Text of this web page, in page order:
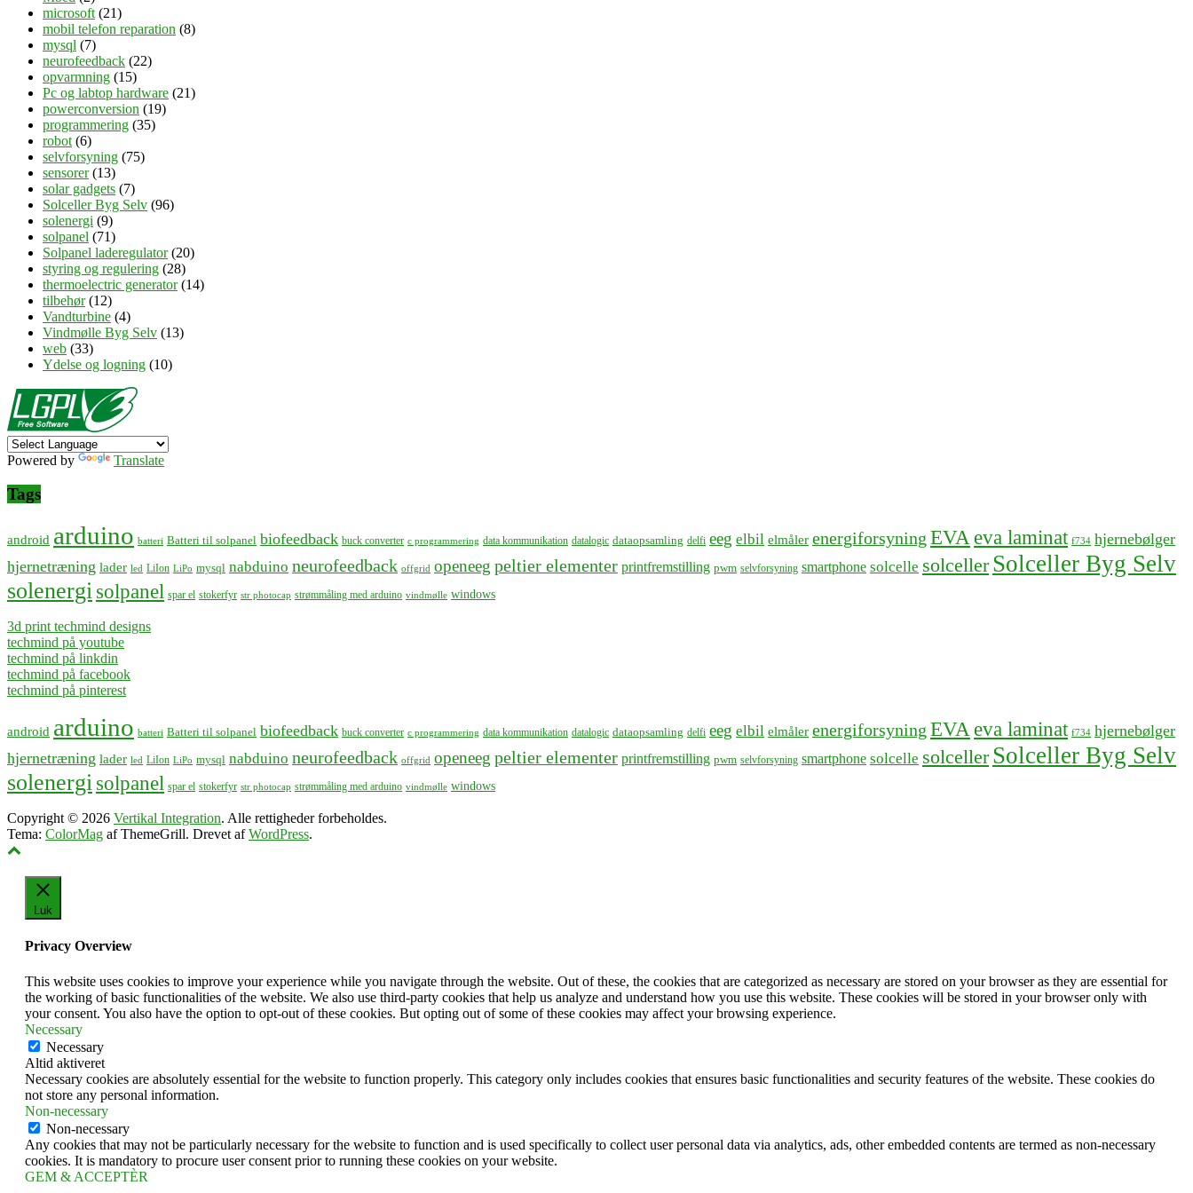
microsoft (21)
mobil telefon reparation (8)
mysql (7)
neurofeedback (22)
opvarmning (15)
Pc og labtop hardware (21)
powerconversion (19)
programmering (35)
robot (6)
selvforsyning (75)
sensorer(13)
solar gadgets (7)
Solceller Byg Selv (96)
solenergi (9)
solpanel (71)
Solpanel laderegulator(20)
styring og regulering (28)
thermoelectric generator(14)
tilbehør(12)
Vandturbine (4)
Vindmølle Byg Selv (13)
web (33)
Ydelse og logning (10)
Powered by Translate
Tags
android arduino batteri Batteri til solpanel biofeedback buck converter c programmering data kommunikation datalogic dataopsamling delfi eeg elbil elmåler energiforsyning EVA eva laminat f734 hjernebølger
hjernetræning lader led LiIon LiPo mysql nabduino neurofeedback offgrid openeeg peltier elementer printfremstilling pwm selvforsyning smartphone solcelle solceller Solceller Byg Selv
solenergisolpanel spar el stokerfyr str photocap strømmåling med arduino vindmølle windows
3d print techmind designs
techmind på youtube
techmind på linkdin
techmind på facebook
techmind på pinterest
android arduino batteri Batteri til solpanel biofeedback buck converter c programmering data kommunikation datalogic dataopsamling delfi eeg elbil elmåler energiforsyning EVA eva laminat f734 hjernebølger
hjernetræning lader led LiIon LiPo mysql nabduino neurofeedback offgrid openeeg peltier elementer printfremstilling pwm selvforsyning smartphone solcelle solceller Solceller Byg Selv
solenergisolpanel spar el stokerfyr str photocap strømmåling med arduino vindmølle windows
Copyright © 2026 Vertikal Integration. Alle rettigheder forbeholdes.
Tema: ColorMag af ThemeGrill. Drevet afWordPress.
Luk
Privacy Overview
This website uses cookies to improve your experience while you navigate through the website. Out of these, the cookies that are categorized as necessary are stored on your browser as they are essential for
the working of basic functionalities of the website. We also use third-party cookies that help us analyze and understand how you use this website. These cookies will be stored in your browser only with
your consent. You also have the option to opt-out of these cookies. But opting out of some of these cookies may affect your browsing experience.
Necessary
Necessary
Altid aktiveret
Necessary cookies are absolutely essential for the website to function properly. This category only includes cookies that ensures basic functionalities and security features of the website. These cookies do
not store any personal information.
Non-necessary
Non-necessary
Any cookies that may not be particularly necessary for the website to function and is used specifically to collect user personal data via analytics, ads, other embedded contents are termed as non-necessary
cookies. It is mandatory to procure user consent prior to running these cookies on your website.
GEM & ACCEPTÈR